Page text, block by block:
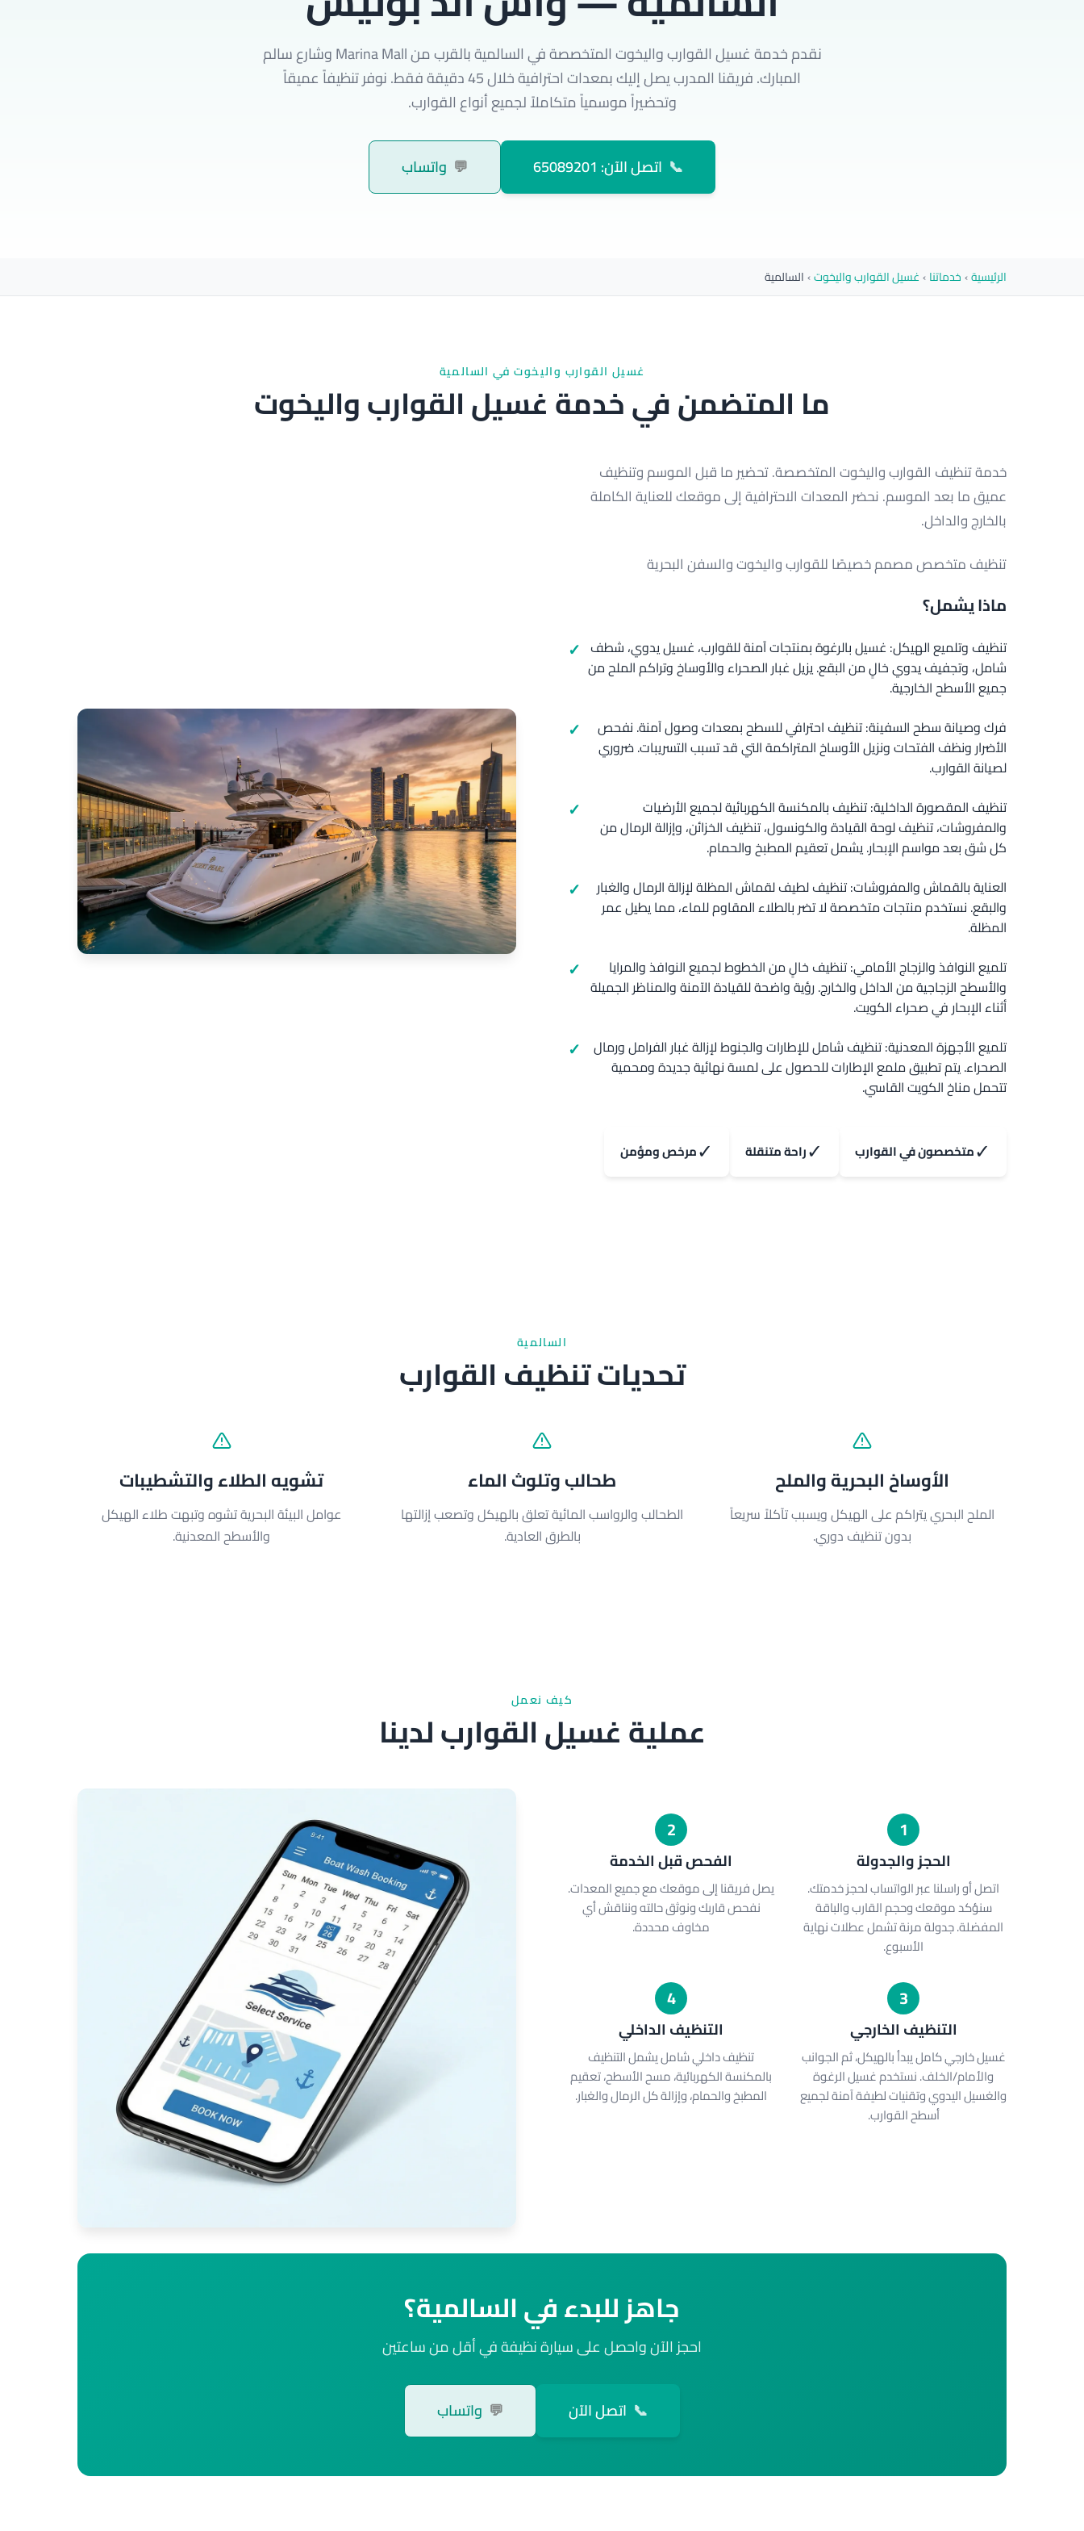
نقدم خدمة غسيل القوارب واليخوت المتخصصة في السالمية بالقرب من Marina Mall وشارع سالم
المبارك. فريقنا المدرب يصل إليك بمعدات احترافية خلال 45 دقيقة فقط. نوفر تنظيفاً عميقاً
وتحضيراً موسمياً متكاملاً لجميع أنواع القوارب.
📞 اتصل الآن: 65089201 💬 واتساب
الرئيسية›خدماتنا›غسيل القوارب واليخوت›السالمية
غسيل القوارب واليخوت في السالمية
ما المتضمن في خدمة غسيل القوارب واليخوت
خدمة تنظيف القوارب واليخوت المتخصصة. تحضير ما قبل الموسم وتنظيف
عميق ما بعد الموسم. نحضر المعدات الاحترافية إلى موقعك للعناية الكاملة
بالخارج والداخل.
تنظيف متخصص مصمم خصيصًا للقوارب واليخوت والسفن البحرية
ماذا يشمل؟
تنظيف وتلميع الهيكل: غسيل بالرغوة بمنتجات آمنة للقوارب، غسيل يدوي، شطف
شامل، وتجفيف يدوي خالٍ من البقع. يزيل غبار الصحراء والأوساخ وتراكم الملح من
جميع الأسطح الخارجية.
فرك وصيانة سطح السفينة: تنظيف احترافي للسطح بمعدات وصول آمنة. نفحص
الأضرار ونظف الفتحات ونزيل الأوساخ المتراكمة التي قد تسبب التسريبات. ضروري
لصيانة القوارب.
تنظيف المقصورة الداخلية: تنظيف بالمكنسة الكهربائية لجميع الأرضيات
والمفروشات، تنظيف لوحة القيادة والكونسول، تنظيف الخزائن، وإزالة الرمال من
كل شق بعد مواسم الإبحار. يشمل تعقيم المطبخ والحمام.
العناية بالقماش والمفروشات: تنظيف لطيف لقماش المظلة لإزالة الرمال والغبار
والبقع. نستخدم منتجات متخصصة لا تضر بالطلاء المقاوم للماء، مما يطيل عمر
المظلة.
تلميع النوافذ والزجاج الأمامي: تنظيف خالٍ من الخطوط لجميع النوافذ والمرايا
والأسطح الزجاجية من الداخل والخارج. رؤية واضحة للقيادة الآمنة والمناظر الجميلة
أثناء الإبحار في صحراء الكويت.
تلميع الأجهزة المعدنية: تنظيف شامل للإطارات والجنوط لإزالة غبار الفرامل ورمال
الصحراء. يتم تطبيق ملمع الإطارات للحصول على لمسة نهائية جديدة ومحمية
تتحمل مناخ الكويت القاسي.
✓متخصصون في القوارب ✓راحة متنقلة ✓مرخص ومؤمن
السالمية
تحديات تنظيف القوارب
الأوساخ البحرية والملح
الملح البحري يتراكم على الهيكل ويسبب تآكلاً سريعاً
بدون تنظيف دوري.
طحالب وتلوث الماء
الطحالب والرواسب المائية تعلق بالهيكل وتصعب إزالتها
بالطرق العادية.
تشويه الطلاء والتشطيبات
عوامل البيئة البحرية تشوه وتبهت طلاء الهيكل
والأسطح المعدنية.
كيف نعمل
عملية غسيل القوارب لدينا
1
الحجز والجدولة
اتصل أو راسلنا عبر الواتساب لحجز خدمتك.
سنؤكد موقعك وحجم القارب والباقة
المفضلة. جدولة مرنة تشمل عطلات نهاية
الأسبوع.
2
الفحص قبل الخدمة
يصل فريقنا إلى موقعك مع جميع المعدات.
نفحص قاربك ونوثق حالته ونناقش أي
مخاوف محددة.
3
التنظيف الخارجي
غسيل خارجي كامل يبدأ بالهيكل، ثم الجوانب
والأمام/الخلف. نستخدم غسيل الرغوة
والغسيل اليدوي وتقنيات لطيفة آمنة لجميع
أسطح القوارب.
4
التنظيف الداخلي
تنظيف داخلي شامل يشمل التنظيف
بالمكنسة الكهربائية، مسح الأسطح، تعقيم
المطبخ والحمام، وإزالة كل الرمال والغبار.
جاهز للبدء في السالمية؟
احجز الآن واحصل على سيارة نظيفة في أقل من ساعتين
📞 اتصل الآن 💬 واتساب